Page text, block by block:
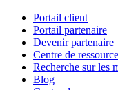
Portail client
Portail partenaire
Devenir partenaire
Centre de
Recherche sur les
Blog